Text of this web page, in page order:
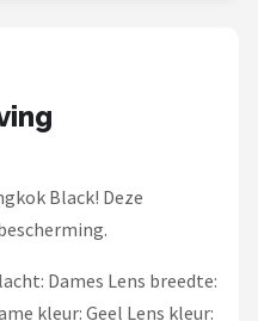
Black! Deze
Dames Lens breedte:
kleur: Geel Lens kleur: